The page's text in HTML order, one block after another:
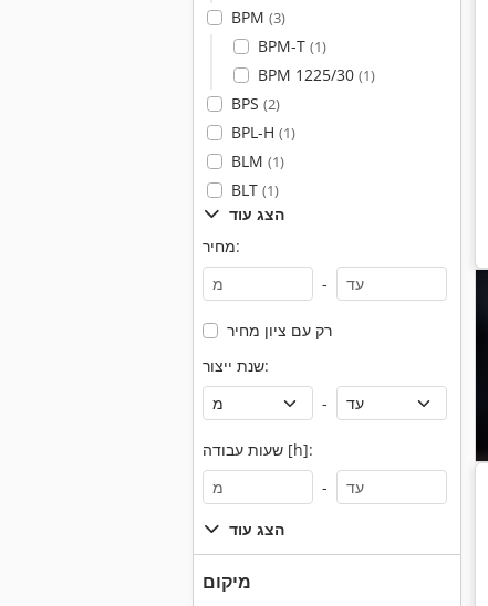
BPM (3)
BPM-T (1)
BPM 1225/30 (1)
BPS (2)
BPL-H (1)
BLM (1)
BLT (1)
הצג עוד
מחיר:
-
רק עם ציון מחיר
שנת ייצור:
-
שעות עבודה [h]:
-
הצג עוד
מיקום